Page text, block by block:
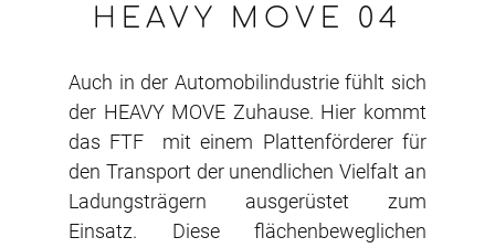
HEAVY MOVE 04
Auch in der Automobilindustrie fühlt sich
der HEAVY MOVE Zuhause. Hier kommt
das FTF mit einem Plattenförderer für
den Transport der unendlichen Vielfalt an
Ladungsträgern ausgerüstet zum
Einsatz. Diese flächenbeweglichen